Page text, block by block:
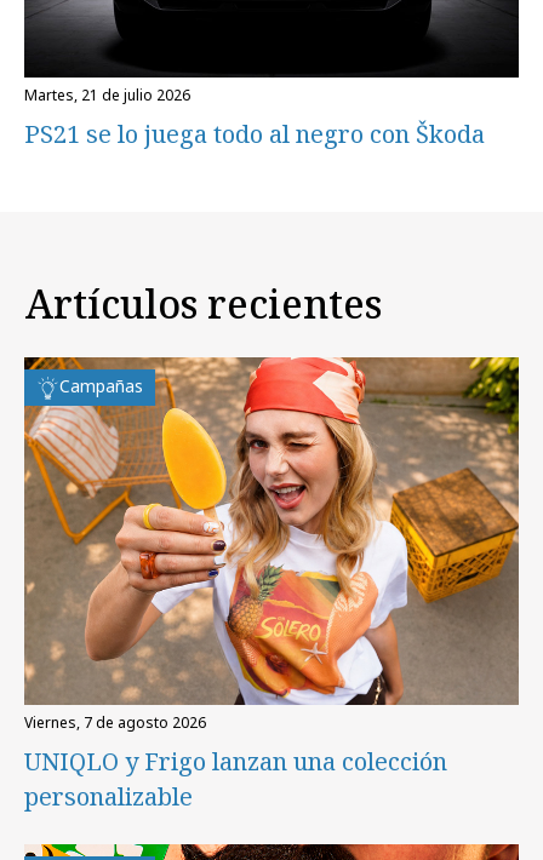
martes, 21 de julio 2026
PS21 se lo juega todo al negro con Škoda
Artículos recientes
Campañas
viernes, 7 de agosto 2026
UNIQLO y Frigo lanzan una colección
personalizable